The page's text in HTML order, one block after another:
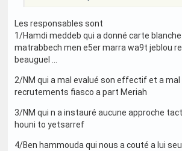
Les responsables sont
1/Hamdi meddeb qui a donné carte blanche
matrabbech men e5er marra wa9t jeblou
beauguel ...
2/NM qui a mal evalué son effectif et a mal
recrutements fiasco a part Meriah
3/NM qui n a instauré aucune approche
houni to yetsarref
4/Ben hammouda qui nous a couté a lui